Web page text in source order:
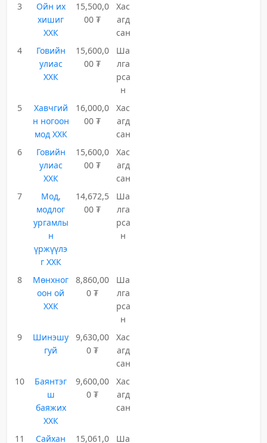
3
Ойн их
хишиг
ХХК
15,500,0
00 ₮
Хас
агд
сан
4
Говийн
улиас
ХХК
15,600,0
00 ₮
Ша
лга
рса
н
5
Хавчгий
н ногоон
мод ХХК
16,000,0
00 ₮
Хас
агд
сан
6
Говийн
улиас
ХХК
15,600,0
00 ₮
Хас
агд
сан
7
Мод,
модлог
ургамлы
н
үржүүлэ
г ХХК
14,672,5
00 ₮
Ша
лга
рса
н
8
Мөнхног
оон ой
ХХК
8,860,00
0 ₮
Ша
лга
рса
н
9
Шинэшу
гуй
9,630,00
0 ₮
Хас
агд
сан
10
Баянтэг
ш
баяжих
ХХК
9,600,00
0 ₮
Хас
агд
сан
11
Сайхан
15,061,0
Ша